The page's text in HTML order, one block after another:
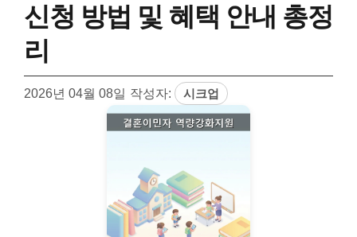
신청 방법 및 혜택 안내 총정
리
2026년 04월 08일 작성자: 시크업